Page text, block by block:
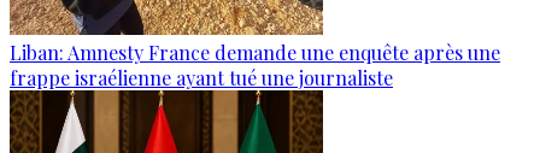
Liban: Amnesty France demande une enquête après une
frappe israélienne ayant tué une journaliste